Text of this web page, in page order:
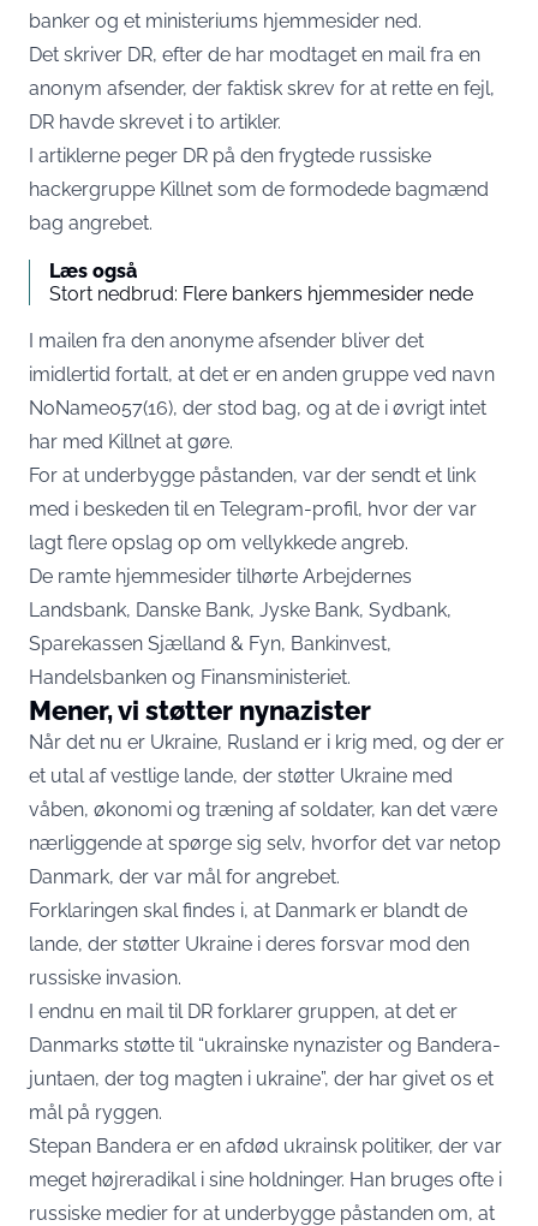
banker og et ministeriums hjemmesider ned.
Det skriver DR, efter de har modtaget en mail fra en
anonym afsender, der faktisk skrev for at rette en fejl,
DR havde skrevet i to artikler.
I artiklerne peger DR på den frygtede russiske
hackergruppe Killnet som de formodede bagmænd
bag angrebet.
Læs også
Stort nedbrud: Flere bankers hjemmesider nede
I mailen fra den anonyme afsender bliver det
imidlertid fortalt, at det er en anden gruppe ved navn
NoName057(16), der stod bag, og at de i øvrigt intet
har med Killnet at gøre.
For at underbygge påstanden, var der sendt et link
med i beskeden til en Telegram-profil, hvor der var
lagt flere opslag op om vellykkede angreb.
De ramte hjemmesider tilhørte Arbejdernes
Landsbank, Danske Bank, Jyske Bank, Sydbank,
Sparekassen Sjælland & Fyn, Bankinvest,
Handelsbanken og Finansministeriet.
Mener, vi støtter nynazister
Når det nu er Ukraine, Rusland er i krig med, og der er
et utal af vestlige lande, der støtter Ukraine med
våben, økonomi og træning af soldater, kan det være
nærliggende at spørge sig selv, hvorfor det var netop
Danmark, der var mål for angrebet.
Forklaringen skal findes i, at Danmark er blandt de
lande, der støtter Ukraine i deres forsvar mod den
russiske invasion.
I endnu en mail til DR forklarer gruppen, at det er
Danmarks støtte til “ukrainske nynazister og Bandera-
juntaen, der tog magten i ukraine”, der har givet os et
mål på ryggen.
Stepan Bandera er en afdød ukrainsk politiker, der var
meget højreradikal i sine holdninger. Han bruges ofte i
russiske medier for at underbygge påstanden om, at